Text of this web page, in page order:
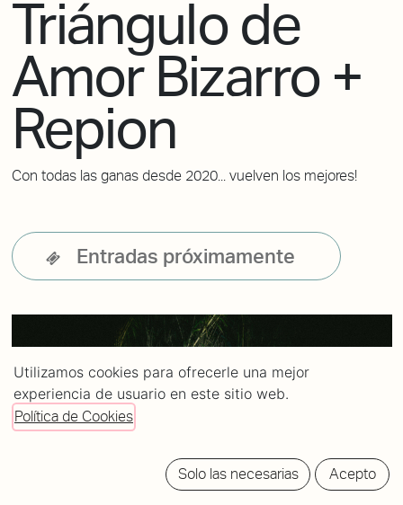
Triángulo de
Amor Bizarro +
Repion
Con todas las ganas desde 2020... vuelven los mejores!
Entradas próximamente
Utilizamos cookies para ofrecerle una mejor
experiencia de usuario en este sitio web.
Política de Cookies
Solo las necesarias Acepto